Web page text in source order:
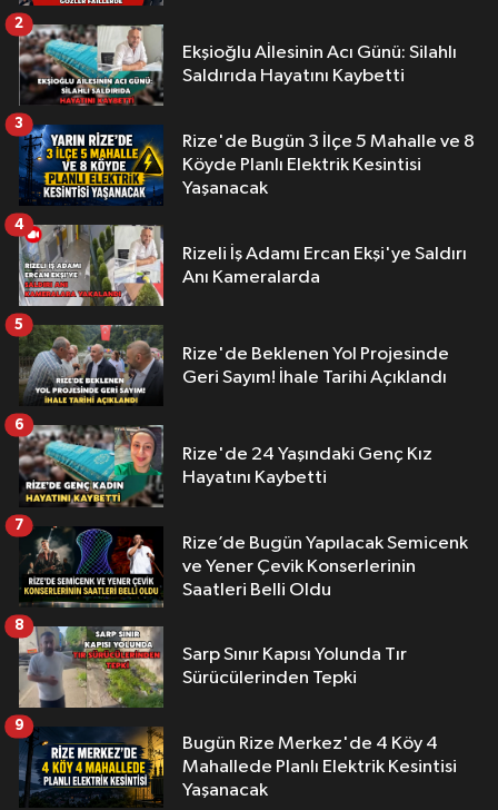
Ekşioğlu Aİlesinin Acı Günü: Silahlı
Saldırıda Hayatını Kaybetti
2
Rize'de Bugün 3 İlçe 5 Mahalle ve 8
Köyde Planlı Elektrik Kesintisi
Yaşanacak
3
Rizeli İş Adamı Ercan Ekşi'ye Saldırı
Anı Kameralarda
4
Rize'de Beklenen Yol Projesinde
Geri Sayım! İhale Tarihi Açıklandı
5
Rize'de 24 Yaşındaki Genç Kız
Hayatını Kaybetti
6
Rize’de Bugün Yapılacak Semicenk
ve Yener Çevik Konserlerinin
Saatleri Belli Oldu
7
Sarp Sınır Kapısı Yolunda Tır
Sürücülerinden Tepki
8
Bugün Rize Merkez'de 4 Köy 4
Mahallede Planlı Elektrik Kesintisi
Yaşanacak
9